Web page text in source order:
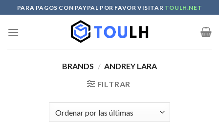
to
content
PARA PAGOS CON PAYPAL POR FAVOR VISITAR TOULH.NET
BRANDS / ANDREY LARA
FILTRAR